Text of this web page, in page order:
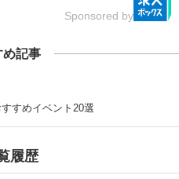
Sponsored by
め記事
すめイベント20選
履歴